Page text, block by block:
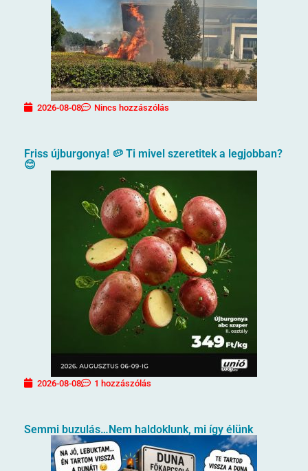
2026-08-08 Nincs hozzászólás
Friss újburgonya! 🥔 Ti mivel szeretitek a legjobban?
😊
2026-08-08 1 hozzászólás
Semmi buzulás…Nem haldoklunk, mi így élünk